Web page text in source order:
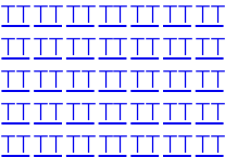
TTTTTTTTTTTTTT
TTTTTTTTTTTTTT
TTTTTTTTTTTTTT
TTTTTTTTTTTTTT
TTTTTTTTTTTTTT